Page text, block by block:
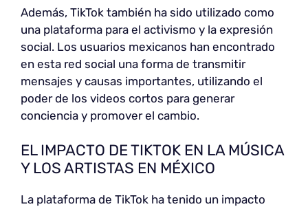
Además, TikTok también ha sido utilizado como
una plataforma para el activismo y la expresión
social. Los usuarios mexicanos han encontrado
en esta red social una forma de transmitir
mensajes y causas importantes, utilizando el
poder de los videos cortos para generar
conciencia y promover el cambio.
EL IMPACTO DE TIKTOK EN LA MÚSICA
Y LOS ARTISTAS EN MÉXICO
La plataforma de TikTok ha tenido un impacto